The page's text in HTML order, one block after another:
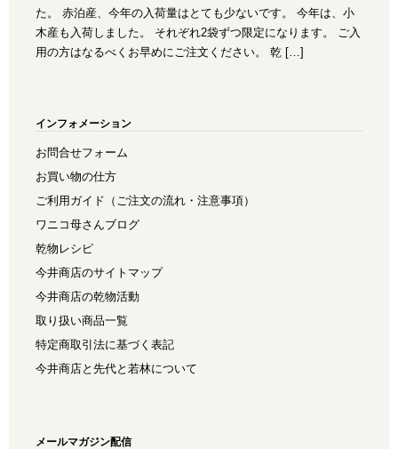
た。 赤泊産、今年の入荷量はとても少ないです。 今年は、小
木産も入荷しました。 それぞれ2袋ずつ限定になります。 ご入
用の方はなるべくお早めにご注文ください。 乾 […]
インフォメーション
お問合せフォーム
お買い物の仕方
ご利用ガイド（ご注文の流れ・注意事項）
ワニコ母さんブログ
乾物レシピ
今井商店のサイトマップ
今井商店の乾物活動
取り扱い商品一覧
特定商取引法に基づく表記
今井商店と先代と若林について
メールマガジン配信